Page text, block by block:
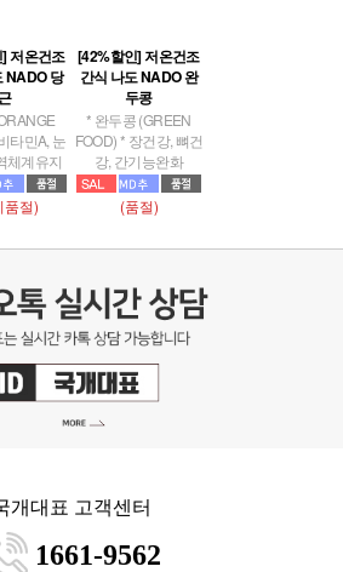
저온건조
NADO 당
타민A, 눈
체계유지
품절)
[42%할인] 저온건조
간식 나도 NADO 완
두콩
* 완두콩 (GREEN
FOOD) * 장건강, 뼈건
강, 간기능완화
(품절)
개대표 고객센터
1661-9562